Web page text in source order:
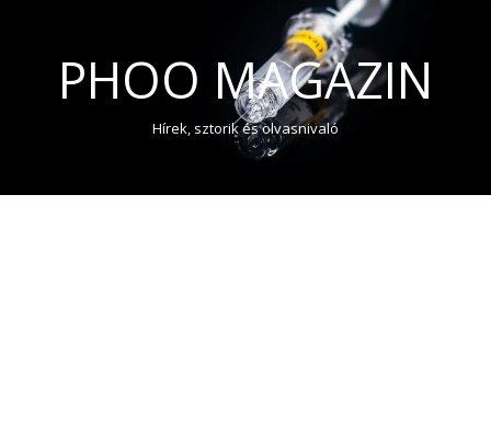
PHOO MAGAZIN
Hírek, sztorik és olvasnivaló